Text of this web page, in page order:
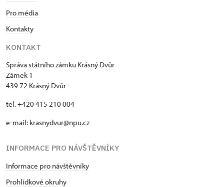
Pro média
Kontakty
KONTAKT
Správa státního zámku Krásný Dvůr
Zámek 1
439 72 Krásný Dvůr
tel. +420 415 210 004
e-mail: krasnydvur@npu.cz
INFORMACE PRO NÁVŠTĚVNÍKY
Informace pro návštěvníky
Prohlídkové okruhy